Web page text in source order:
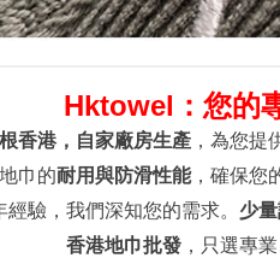
Hktowel：您的
香港，自家廠房生產 ，為您提
巾的耐用與防滑性能，確保您
經驗，我們深知您的需求。 少
香港地巾批發 ，只選專